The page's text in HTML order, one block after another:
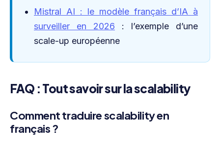
Mistral AI : le modèle français d’IA à
surveiller en 2026 : l’exemple d’une
scale-up européenne
FAQ : Tout savoir sur la scalability
Comment traduire scalability en
français ?